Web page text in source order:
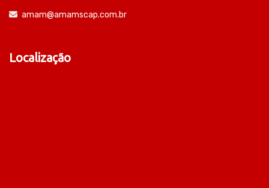
amam@amamscap.com.br
Localização